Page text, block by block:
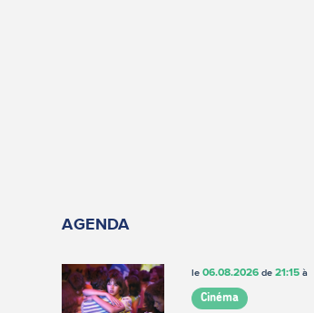
AGENDA
le 06.08.2026de 21:15à
Cinéma